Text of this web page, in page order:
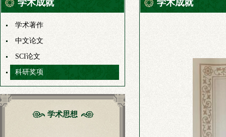
学术成就
学术著作
中文论文
SCI论文
科研奖项
学术思想
学术成就